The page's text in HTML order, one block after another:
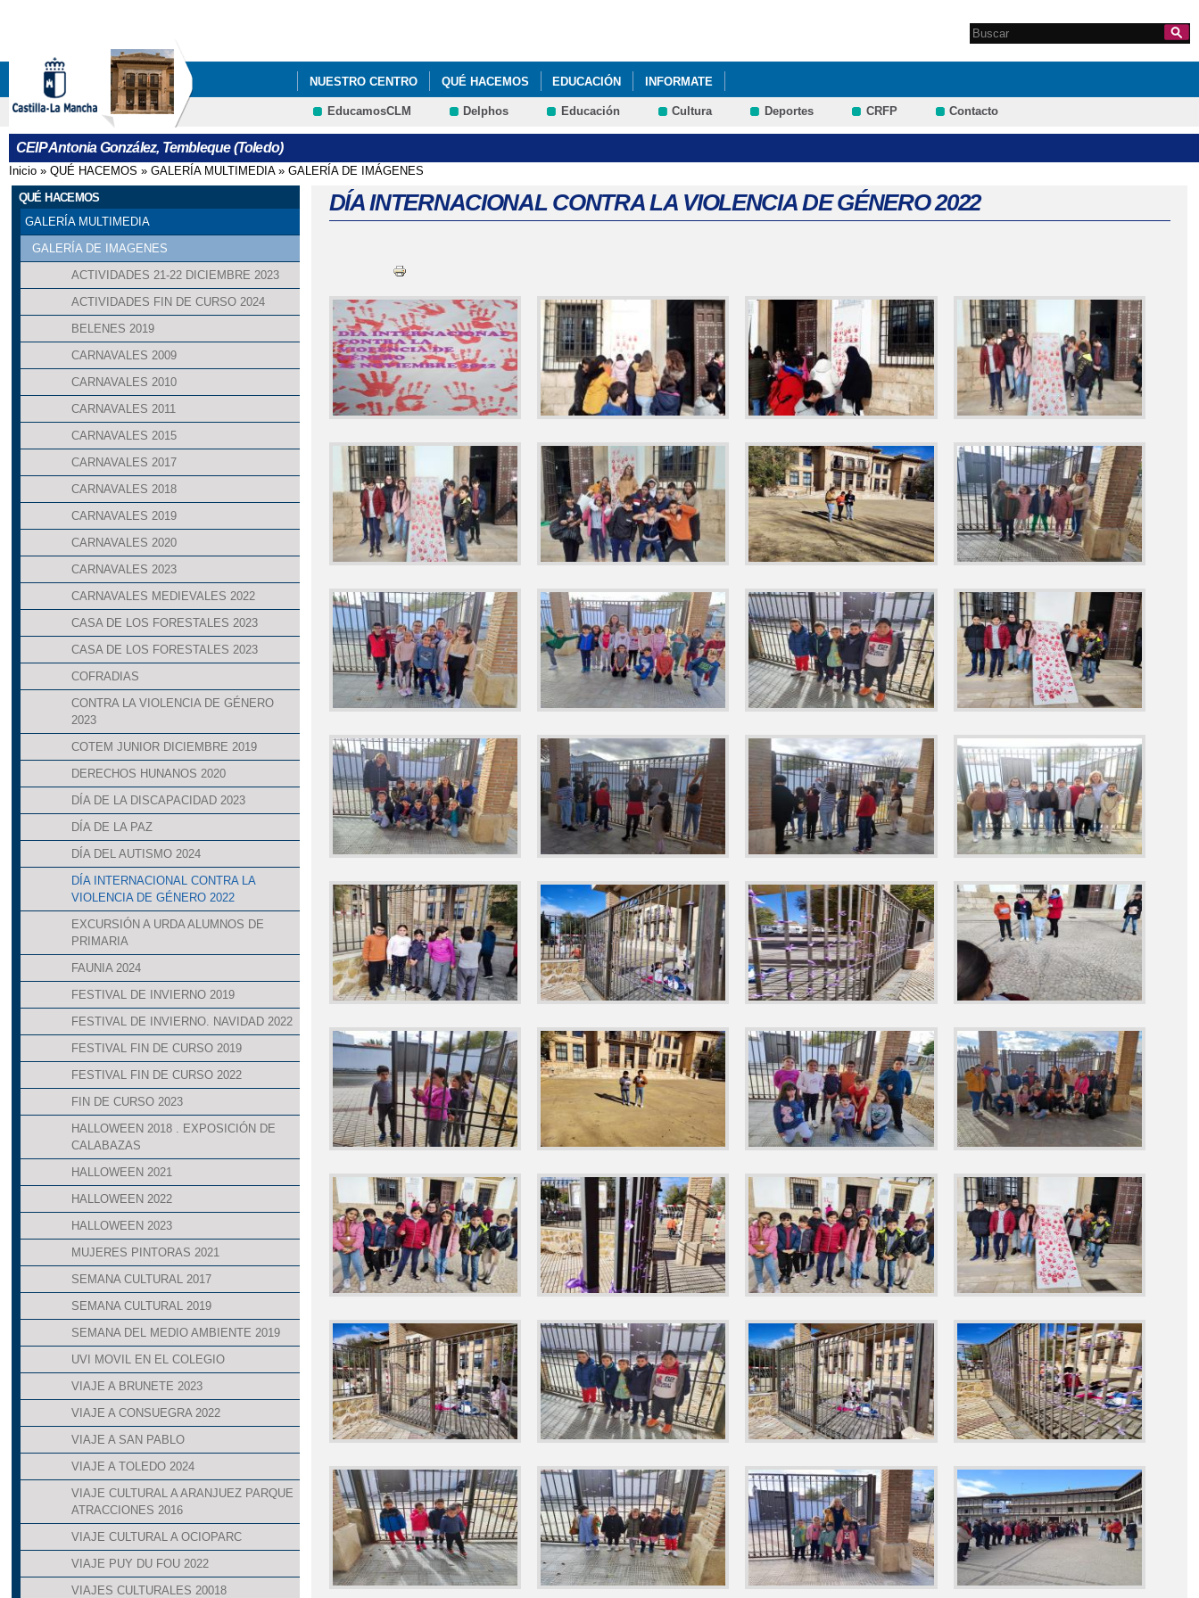
Formulario de
Search this site
NUESTRO CENTRO QUÉ HACEMOS EDUCACIÓN INFORMATE
EducamosCLM Delphos Educación Cultura Deportes CRFP Contacto
CEIP Antonia González, Tembleque (Toledo)
Se encuentra usted aquí
Inicio » QUÉ HACEMOS » GALERÍA MULTIMEDIA» GALERÍA DE IMÁGENES
QUÉ HACEMOS
GALERÍA MULTIMEDIA
GALERÍA DE IMAGENES
ACTIVIDADES 21-22 DICIEMBRE 2023
ACTIVIDADES FIN DE CURSO 2024
BELENES 2019
CARNAVALES 2009
CARNAVALES 2010
CARNAVALES 2011
CARNAVALES 2015
CARNAVALES 2017
CARNAVALES 2018
CARNAVALES 2019
CARNAVALES 2020
CARNAVALES 2023
CARNAVALES MEDIEVALES 2022
CASA DE LOS FORESTALES 2023
CASA DE LOS FORESTALES 2023
COFRADIAS
CONTRA LA VIOLENCIA DE GÉNERO
2023
COTEM JUNIOR DICIEMBRE 2019
DERECHOS HUNANOS 2020
DÍA DE LA DISCAPACIDAD 2023
DÍA DE LA PAZ
DÍA DEL AUTISMO 2024
DÍA INTERNACIONAL CONTRA LA
VIOLENCIA DE GÉNERO 2022
EXCURSIÓN A URDA ALUMNOS DE
PRIMARIA
FAUNIA 2024
FESTIVAL DE INVIERNO 2019
FESTIVAL DE INVIERNO. NAVIDAD 2022
FESTIVAL FIN DE CURSO 2019
FESTIVAL FIN DE CURSO 2022
FIN DE CURSO 2023
HALLOWEEN 2018 . EXPOSICIÓN DE
CALABAZAS
HALLOWEEN 2021
HALLOWEEN 2022
HALLOWEEN 2023
MUJERES PINTORAS 2021
SEMANA CULTURAL 2017
SEMANA CULTURAL 2019
SEMANA DEL MEDIO AMBIENTE 2019
UVI MOVIL EN EL COLEGIO
VIAJE A BRUNETE 2023
VIAJE A CONSUEGRA 2022
VIAJE A SAN PABLO
VIAJE A TOLEDO 2024
VIAJE CULTURAL A ARANJUEZ PARQUE
ATRACCIONES 2016
VIAJE CULTURAL A OCIOPARC
VIAJE PUY DU FOU 2022
VIAJES CULTURALES 20018
DÍA INTERNACIONAL CONTRA LA VIOLENCIA DE GÉNERO 2022